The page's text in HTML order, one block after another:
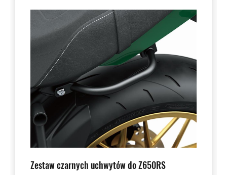
Zestaw czarnych uchwytów do Z650RS